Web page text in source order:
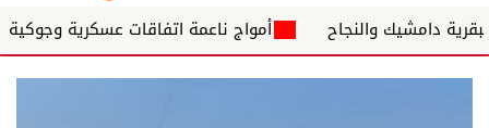
والنجاح أمواج ناعمة اتفاقات عسكرية وجوكية د.